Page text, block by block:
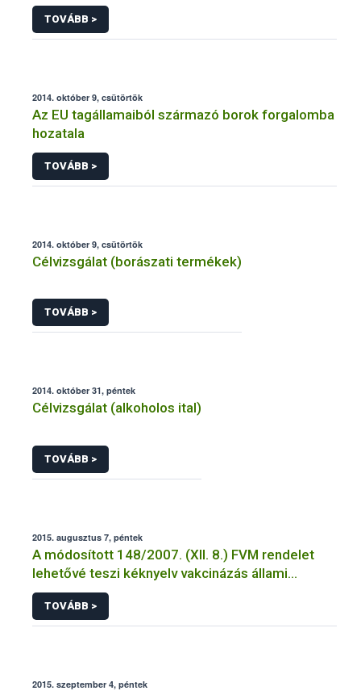
TOVÁBB >
2014. október 9, csütörtök
Az EU tagállamaiból származó borok forgalomba
hozatala
TOVÁBB >
2014. október 9, csütörtök
Célvizsgálat (borászati termékek)
TOVÁBB >
2014. október 31, péntek
Célvizsgálat (alkoholos ital)
TOVÁBB >
2015. augusztus 7, péntek
A módosított 148/2007. (XII. 8.) FVM rendelet
lehetővé teszi kéknyelv vakcinázás állami
támogatását
TOVÁBB >
2015. szeptember 4, péntek